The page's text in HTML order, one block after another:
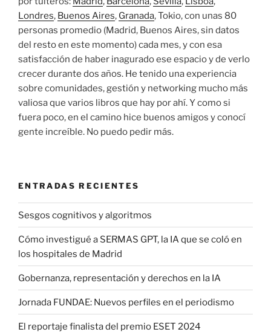
Londres, Buenos Aires, Granada, Tokio, con unas 80
personas promedio (Madrid, Buenos Aires, sin datos
del resto en este momento) cada mes, y con esa
satisfacción de haber inagurado ese espacio y de verlo
crecer durante dos años. He tenido una experiencia
sobre comunidades, gestión y networking mucho más
valiosa que varios libros que hay por ahí. Y como si
fuera poco, en el camino hice buenos amigos y conocí
gente increíble. No puedo pedir más.
ENTRADAS RECIENTES
Sesgos cognitivos y algoritmos
Cómo investigué a SERMAS GPT, la IA que se coló en
los hospitales de Madrid
Gobernanza, representación y derechos en la IA
Jornada FUNDAE: Nuevos perfiles en el periodismo
El reportaje finalista del premio ESET 2024